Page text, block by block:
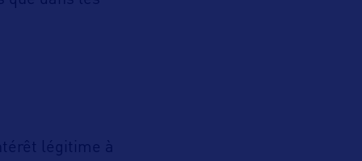
légitime à